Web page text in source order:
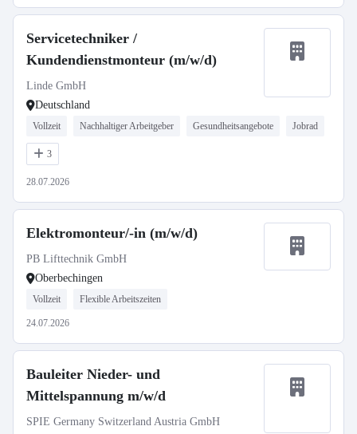
Servicetechniker /
Kundendienstmonteur (m/w/d)
Linde GmbH
Deutschland
Vollzeit Nachhaltiger Arbeitgeber Gesundheitsangebote Jobrad
3
28.07.2026
Elektromonteur/-in (m/w/d)
PB Lifttechnik GmbH
Oberbechingen
Vollzeit Flexible Arbeitszeiten
24.07.2026
Bauleiter Nieder- und
Mittelspannung m/w/d
SPIE Germany Switzerland Austria GmbH